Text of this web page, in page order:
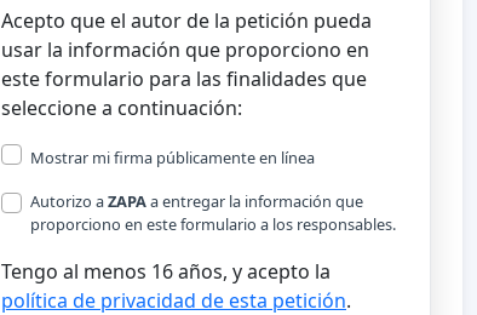
Acepto que el autor de la petición pueda
usar la información que proporciono en
este formulario para las finalidades que
seleccione a continuación:
Mostrar mi firma públicamente en línea
Autorizo aZAPAa entregar la información que
proporciono en este formulario a los responsables.
Tengo al menos 16 años, y acepto la
política de privacidad de esta petición.